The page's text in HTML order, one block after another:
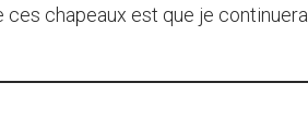
ces chapeaux est que je